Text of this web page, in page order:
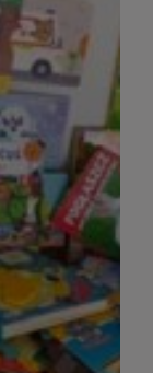
książki,
do
w
listę,
świeże
Każda
i
się